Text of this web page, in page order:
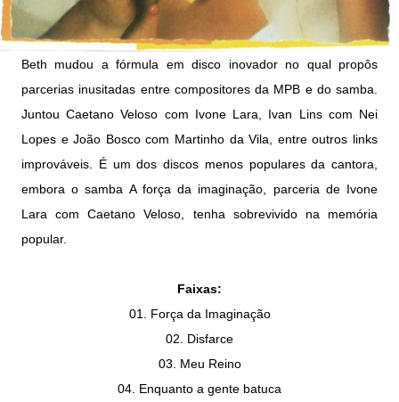
Beth mudou a fórmula em disco inovador no qual propôs
parcerias inusitadas entre compositores da MPB e do samba.
Juntou Caetano Veloso com Ivone Lara, Ivan Lins com Nei
Lopes e João Bosco com Martinho da Vila, entre outros links
improváveis. É um dos discos menos populares da cantora,
embora o samba A força da imaginação, parceria de Ivone
Lara com Caetano Veloso, tenha sobrevivido na memória
popular.
Faixas:
01. Força da Imaginação
02. Disfarce
03. Meu Reino
04. Enquanto a gente batuca